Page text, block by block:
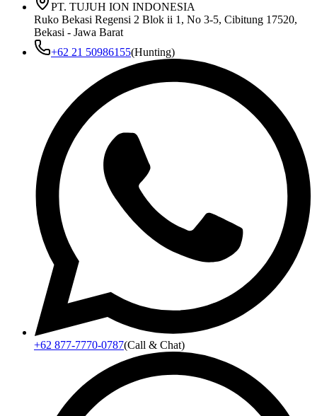
PT. TUJUH ION INDONESIA
Ruko Bekasi Regensi 2 Blok ii 1, No 3-5, Cibitung 17520,
Bekasi - Jawa Barat
+62 21 50986155(Hunting)
+62 877-7770-0787(Call & Chat)